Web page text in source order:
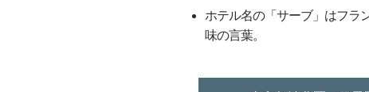
ホテル名の「サーブ」はフラ
味の言葉。